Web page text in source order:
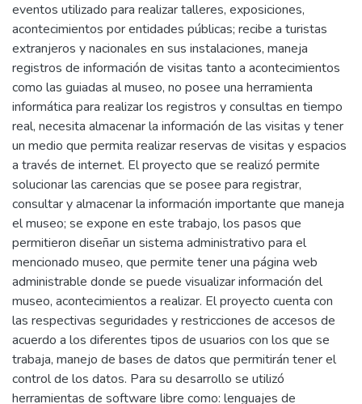
eventos utilizado para realizar talleres, exposiciones,
acontecimientos por entidades públicas; recibe a turistas
extranjeros y nacionales en sus instalaciones, maneja
registros de información de visitas tanto a acontecimientos
como las guiadas al museo, no posee una herramienta
informática para realizar los registros y consultas en tiempo
real, necesita almacenar la información de las visitas y tener
un medio que permita realizar reservas de visitas y espacios
a través de internet. El proyecto que se realizó permite
solucionar las carencias que se posee para registrar,
consultar y almacenar la información importante que maneja
el museo; se expone en este trabajo, los pasos que
permitieron diseñar un sistema administrativo para el
mencionado museo, que permite tener una página web
administrable donde se puede visualizar información del
museo, acontecimientos a realizar. El proyecto cuenta con
las respectivas seguridades y restricciones de accesos de
acuerdo a los diferentes tipos de usuarios con los que se
trabaja, manejo de bases de datos que permitirán tener el
control de los datos. Para su desarrollo se utilizó
herramientas de software libre como: lenguajes de